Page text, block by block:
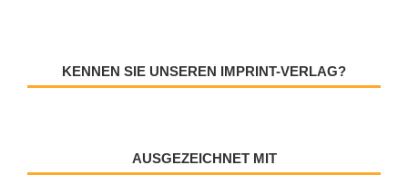
KENNEN SIE UNSEREN IMPRINT-VERLAG?
AUSGEZEICHNET MIT